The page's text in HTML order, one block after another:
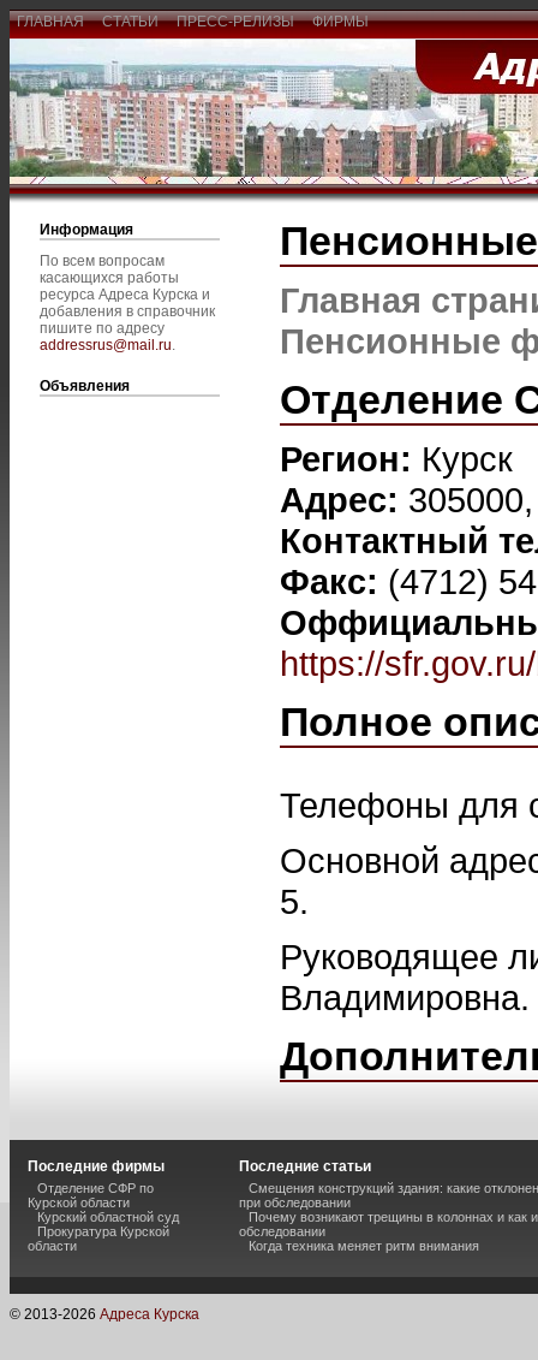
ГЛАВНАЯ СТАТЬИ ПРЕСС-РЕЛИЗЫ ФИРМЫ
Информация
По всем вопросам
касающихся работы
ресурса Адреса Курска и
добавления в справочник
пишите по адресу
addressrus@mail.ru.
Объявления
Главная
Пенсионные
Отделение
Регион: Курск
Адрес:
Контактный
Факс: (4712)
https://
Полное
Телефоны для
Основной
5.
Руководящее
Владимировна.
Последние фирмы
Отделение СФР по
Курской области
Курский областной суд
Прокуратура Курской
области
Последние статьи
Смещения конструкций здания: какие
при обследовании
Почему возникают трещины в колоннах и как
обследовании
Когда техника меняет ритм внимания
© 2013-2026 Адреса Курска